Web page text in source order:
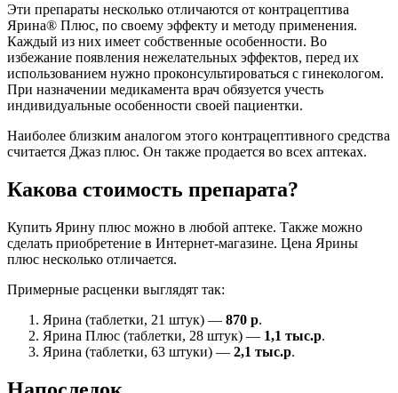
Эти препараты несколько отличаются от контрацептива
Ярина® Плюс, по своему эффекту и методу применения.
Каждый из них имеет собственные особенности. Во
избежание появления нежелательных эффектов, перед их
использованием нужно проконсультироваться с гинекологом.
При назначении медикамента врач обязуется учесть
индивидуальные особенности своей пациентки.
Наиболее близким аналогом этого контрацептивного средства
считается Джаз плюс. Он также продается во всех аптеках.
Какова стоимость препарата?
Купить Ярину плюс можно в любой аптеке. Также можно
сделать приобретение в Интернет-магазине. Цена Ярины
плюс несколько отличается.
Примерные расценки выглядят так:
Ярина (таблетки, 21 штук) — 870 р.
Ярина Плюс (таблетки, 28 штук) — 1,1 тыс.р.
Ярина (таблетки, 63 штуки) — 2,1 тыс.р.